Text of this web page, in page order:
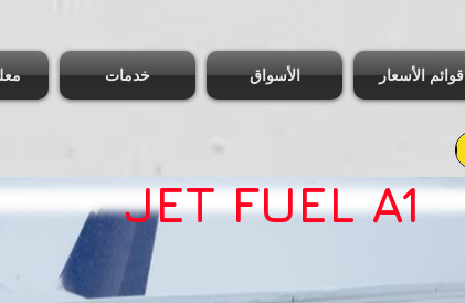
خدمات الأسواق قوائم الأسعار
JET FUEL A1